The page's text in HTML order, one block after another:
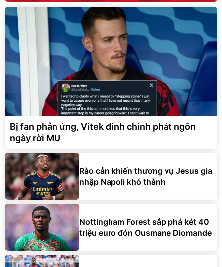
Bị fan phản ứng, Vitek đính chính phát ngôn
ngày rời MU
Rào cản khiến thương vụ Jesus gia
nhập Napoli khó thành
Nottingham Forest sắp phá két 40
triệu euro đón Ousmane Diomande